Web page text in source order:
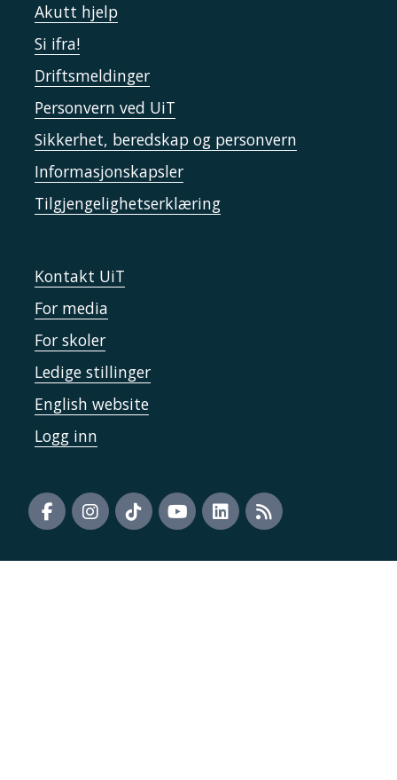
Akutt hjelp
Si ifra!
Driftsmeldinger
Personvern ved UiT
Sikkerhet, beredskap og personvern
Informasjonskapsler
Tilgjengelighetserklæring
Kontakt UiT
For media
For skoler
Ledige stillinger
English website
Logg inn